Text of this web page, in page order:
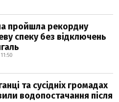
пройшла рекордну
спеку без відключень
та сусідніх громадах
водопостачання після